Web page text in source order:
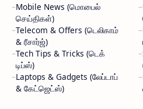
Mobile News (மொபைல்
செய்திகள்)
Telecom & Offers (டெலிகாம்
& ரீசார்ஜ்)
Tech Tips & Tricks (டெக்
டிப்ஸ்)
Laptops & Gadgets (லேப்டாப்
& கேட்ஜெட்ஸ்)